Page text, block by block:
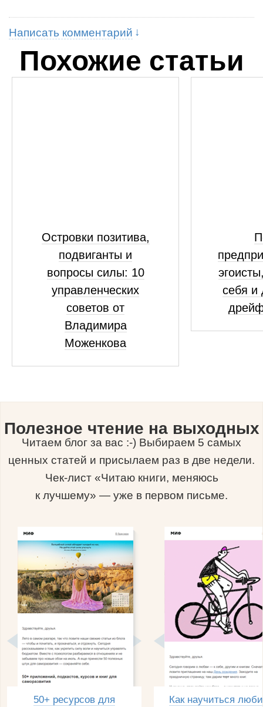
Написать комментарий
Похожие статьи
Островки позитива,
подвиганты и
вопросы силы: 10
управленческих
советов от
Владимира
Моженкова
себя и
Полезное чтение на выходных
Читаем блог за вас :-) Выбираем 5 самых
ценных статей и присылаем раз в две недели.
Чек-лист «Читаю книги, меняюсь
к лучшему» — уже в первом письме.
50+ ресурсов для Как научиться